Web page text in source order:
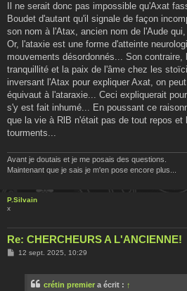
Il ne serait donc pas impossible qu'Axat
Boudet d'autant qu'il signale de façon
son nom à l'Atax, ancien nom de l'Aude
Or, l'ataxie est une forme d'atteinte
mouvements désordonnés... Son contraire,
tranquillité et la paix de l'âme chez les
inversant l'Atax pour expliquer Axat, on
équivaut à l'ataraxie... Ceci expliquerait
s'y est fait inhumé... En poussant ce
que la vie à RlB n'était pas de tout repos et
tourments...
Avant je doutais et je me posais des questions.
Maintenant que je sais je m'en pose encore plus...
P.Silvain
x
Re: CHERCHEURS A L'ANCIENNE!
M
12 sept. 2025, 10:29
crétin premier a écrit : ↑